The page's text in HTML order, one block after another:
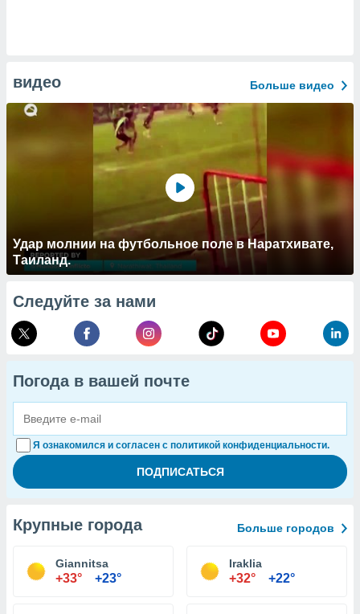
видео Больше видео
Удар молнии на футбольное поле в Наратхивате,
Таиланд.
Следуйте за нами
Погода в вашей почте
Я ознакомился и согласен с политикой конфиденциальности.
Крупные города Больше городов
Giannitsa
+33° +23°
Iraklia
+32° +22°